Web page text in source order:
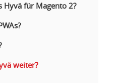
Hyvä für Magento 2?
weiter?